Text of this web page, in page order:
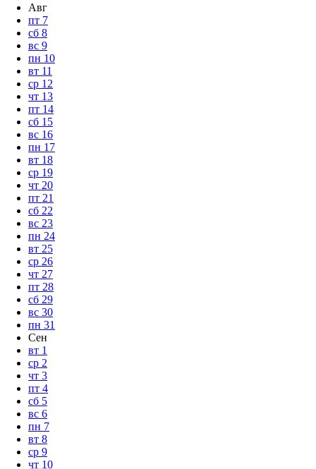
Авг
пт 7
сб 8
вс 9
пн 10
вт 11
ср 12
чт 13
пт 14
сб 15
вс 16
пн 17
вт 18
ср 19
чт 20
пт 21
сб 22
вс 23
пн 24
вт 25
ср 26
чт 27
пт 28
сб 29
вс 30
пн 31
Сен
вт 1
ср 2
чт 3
пт 4
сб 5
вс 6
пн 7
вт 8
ср 9
чт 10